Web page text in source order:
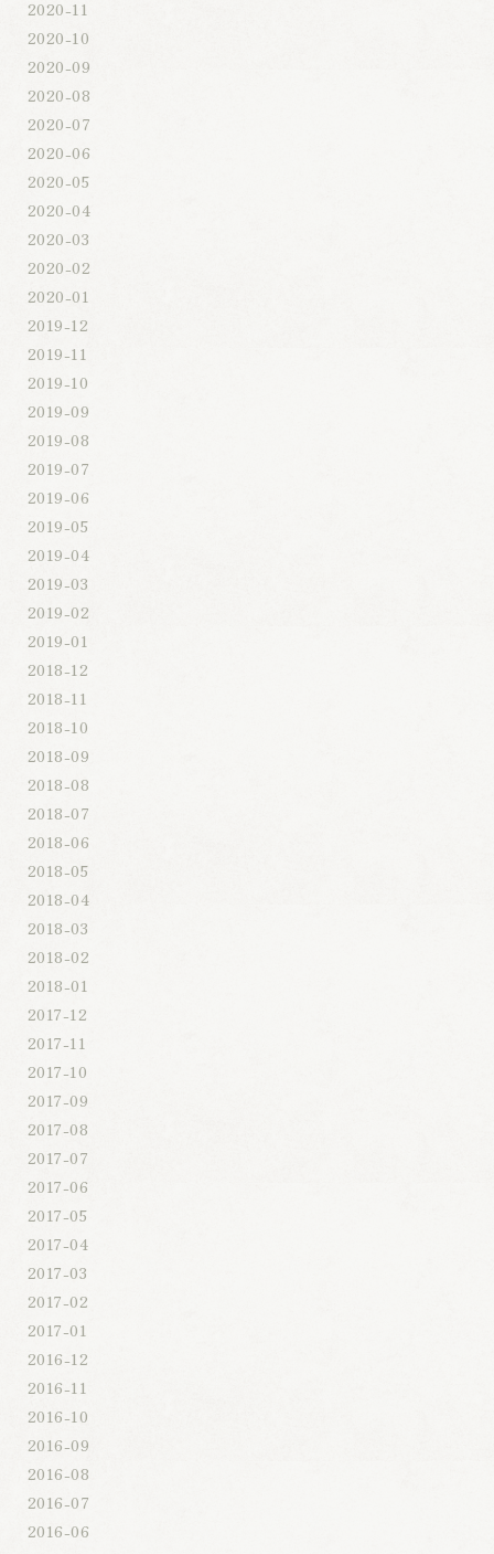
2020-11
2020-10
2020-09
2020-08
2020-07
2020-06
2020-05
2020-04
2020-03
2020-02
2020-01
2019-12
2019-11
2019-10
2019-09
2019-08
2019-07
2019-06
2019-05
2019-04
2019-03
2019-02
2019-01
2018-12
2018-11
2018-10
2018-09
2018-08
2018-07
2018-06
2018-05
2018-04
2018-03
2018-02
2018-01
2017-12
2017-11
2017-10
2017-09
2017-08
2017-07
2017-06
2017-05
2017-04
2017-03
2017-02
2017-01
2016-12
2016-11
2016-10
2016-09
2016-08
2016-07
2016-06